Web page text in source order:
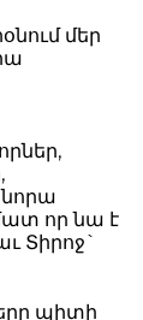
մեր
նորա
որ նա է
Տիրոջ`
պիտի